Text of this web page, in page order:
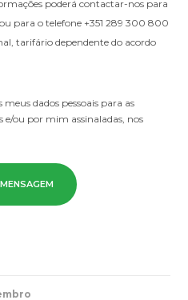
poderá contactar-nos para
para o telefone +351 289 300 800
tarifário dependente do acordo
dados pessoais para as
e/ou por mim assinaladas, nos